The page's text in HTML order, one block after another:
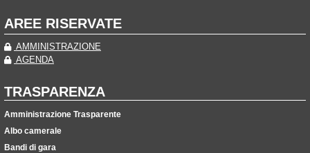
AREE RISERVATE
AMMINISTRAZIONE
AGENDA
TRASPARENZA
Amministrazione Trasparente
Albo camerale
Bandi di gara